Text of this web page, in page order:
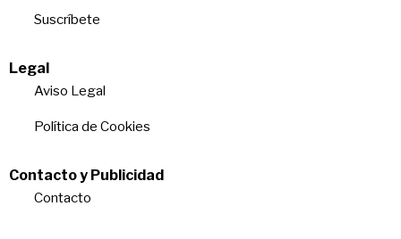
Suscríbete
Legal
Aviso Legal
Política de Cookies
Contacto y Publicidad
Contacto